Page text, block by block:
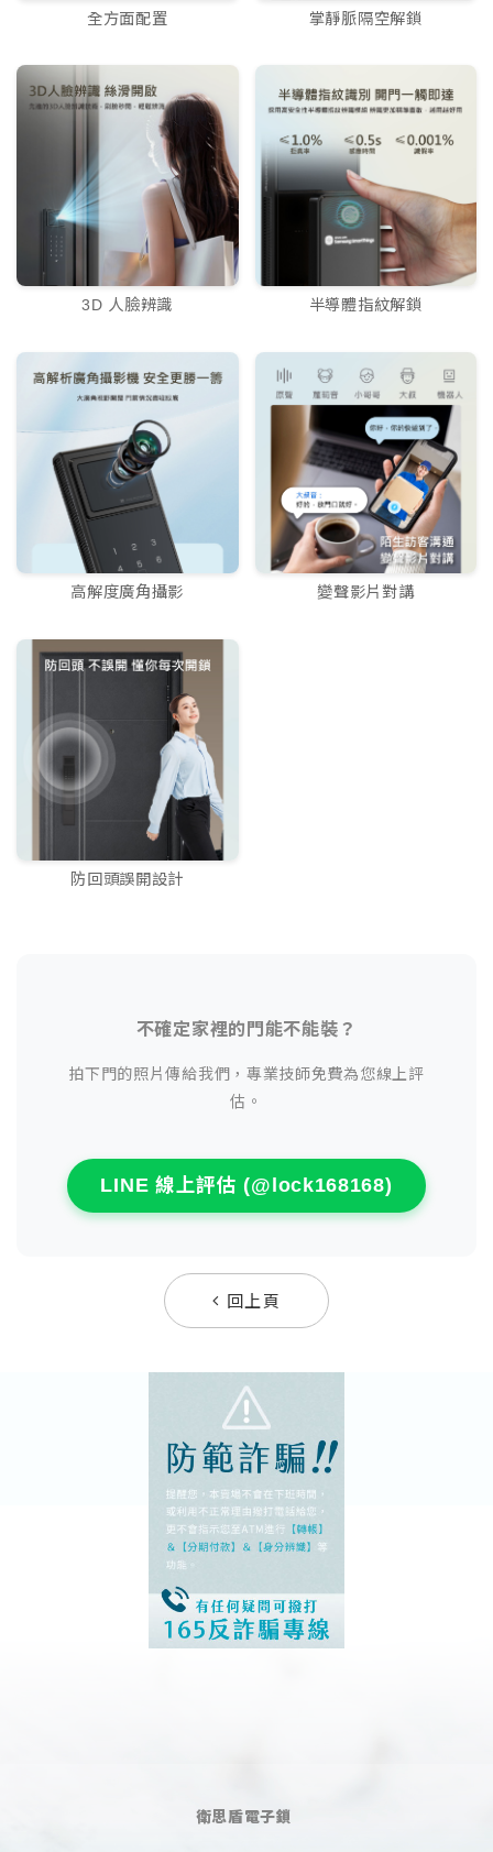
全方面配置 掌靜脈隔空解鎖
3D 人臉辨識 半導體指紋解鎖
高解度廣角攝影 變聲影片對講
防回頭誤開設計
不確定家裡的門能不能裝？
拍下門的照片傳給我們，專業技師免費為您線上評
估。
LINE 線上評估 (@lock168168)
回上頁
衛思盾電子鎖